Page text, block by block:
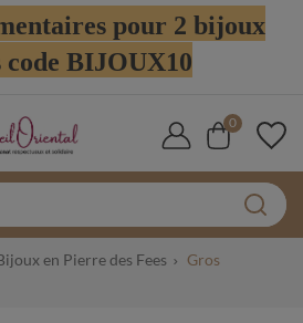
pour 2 bijoux
code BIJOUX10
0
en Pierre des Fees
Gros